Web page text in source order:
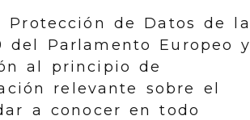
de Datos de la
del Parlamento Europeo y
al principio de
relevante sobre el
a conocer en todo